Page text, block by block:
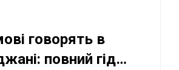
говорять в
повний гід